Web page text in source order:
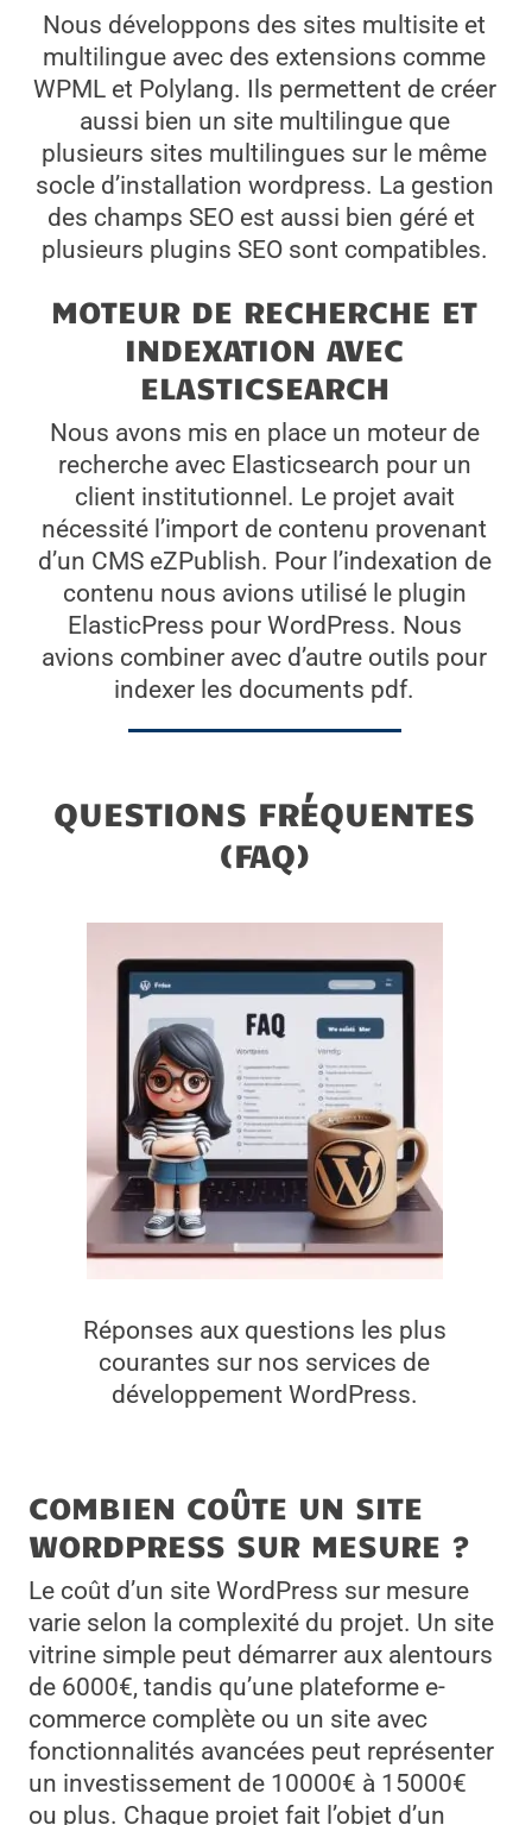
Nous développons des sites multisite et
multilingue avec des extensions comme
WPML et Polylang. Ils permettent de créer
aussi bien un site multilingue que
plusieurs sites multilingues sur le même
socle d’installation wordpress. La gestion
des champs SEO est aussi bien géré et
plusieurs plugins SEO sont compatibles.
MOTEUR DE RECHERCHE ET
INDEXATION AVEC
ELASTICSEARCH
Nous avons mis en place un moteur de
recherche avec Elasticsearch pour un
client institutionnel. Le projet avait
nécessité l’import de contenu provenant
d’un CMS eZPublish. Pour l’indexation de
contenu nous avions utilisé le plugin
ElasticPress pour WordPress. Nous
avions combiner avec d’autre outils pour
indexer les documents pdf.
QUESTIONS FRÉQUENTES
(FAQ)
Réponses aux questions les plus
courantes sur nos services de
développement WordPress.
COMBIEN COÛTE UN SITE
WORDPRESS SUR MESURE ?
Le coût d’un site WordPress sur mesure
varie selon la complexité du projet. Un site
vitrine simple peut démarrer aux alentours
de 6000€, tandis qu’une plateforme e-
commerce complète ou un site avec
fonctionnalités avancées peut représenter
un investissement de 10000€ à 15000€
ou plus. Chaque projet fait l’objet d’un